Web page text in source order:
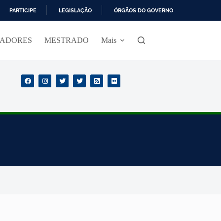
PARTICIPE LEGISLAÇÃO ÓRGÃOS DO GOVERNO
MESTRADO Mais